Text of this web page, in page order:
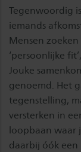
Tegenwoordig
iemands
Mensen
‘persoonlijke
Jouke
genoemd. Het
tegenstelling,
versterken in
loopbaan waar
daarbij óók